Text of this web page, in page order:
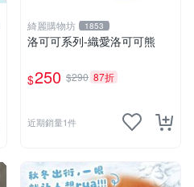
綺麗購物坊 1853
洛可可系列-織愛洛可可熊
$250 $290 87折
近期銷量1件